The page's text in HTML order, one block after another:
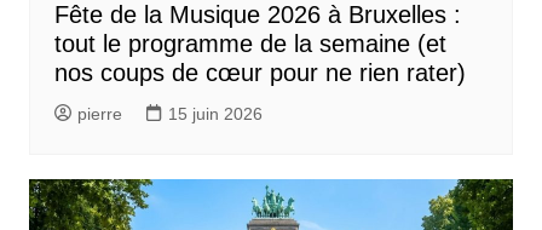
Fête de la Musique 2026 à Bruxelles :
tout le programme de la semaine (et
nos coups de cœur pour ne rien rater)
pierre 15 juin 2026